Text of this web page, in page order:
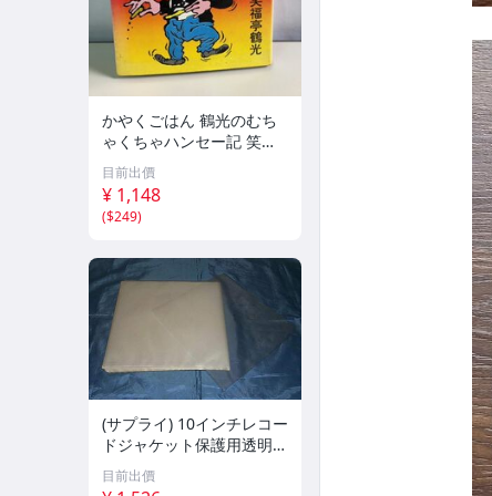
かやくごはん 鶴光のむち
ゃくちゃハンセー記 笑福
亭鶴光 ペップ出版【TOK
O】
目前出價
¥ 1,148
($249)
(サプライ) 10インチレコー
ドジャケット保護用透明Ｐ
Ｐ袋１００枚 (C30)【新
品】
目前出價